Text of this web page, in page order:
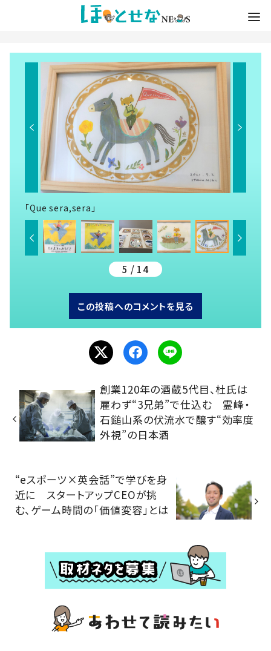
「Que sera,sera」
5 / 14
この投稿へのコメントを見る
創業120年の酒蔵5代目、杜氏は
雇わず“3兄弟”で仕込む 霊峰・
石鎚山系の伏流水で醸す“効率度
外視”の日本酒
“eスポーツ×英会話”で学びを身
近に スタートアップCEOが挑
む、ゲーム時間の「価値変容」とは